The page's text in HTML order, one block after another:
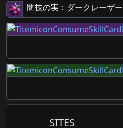
闇技の実：ダークレーザー
SITES